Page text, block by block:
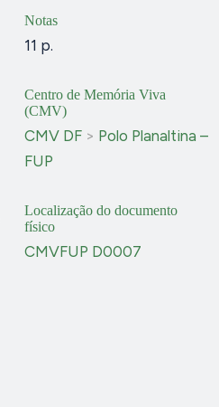
Notas
11 p.
Centro de Memória Viva
(CMV)
CMV DF > Polo Planaltina –
FUP
Localização do documento
físico
CMVFUP D0007